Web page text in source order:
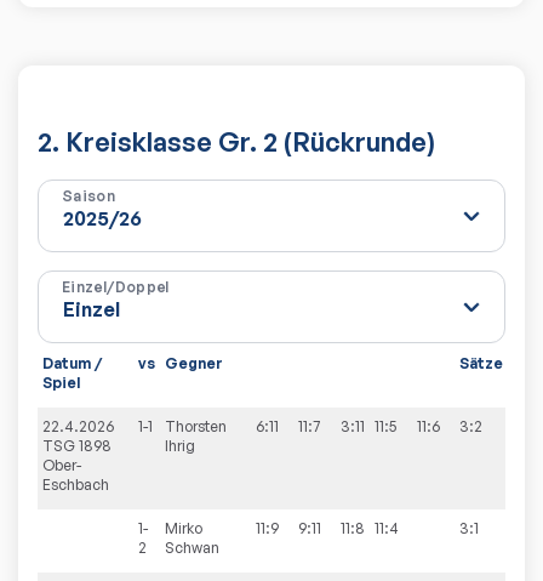
2. Kreisklasse Gr. 2 (Rückrunde)
Saison
Einzel/Doppel
Datum /
Spiel
vs Gegner Sätze
22.4.2026
TSG 1898
Ober-
Eschbach
1-1
Thorsten
Ihrig
6:11 11:7 3:11 11:5 11:6 3:2
1-
2
Mirko
Schwan
11:9 9:11 11:8 11:4 3:1